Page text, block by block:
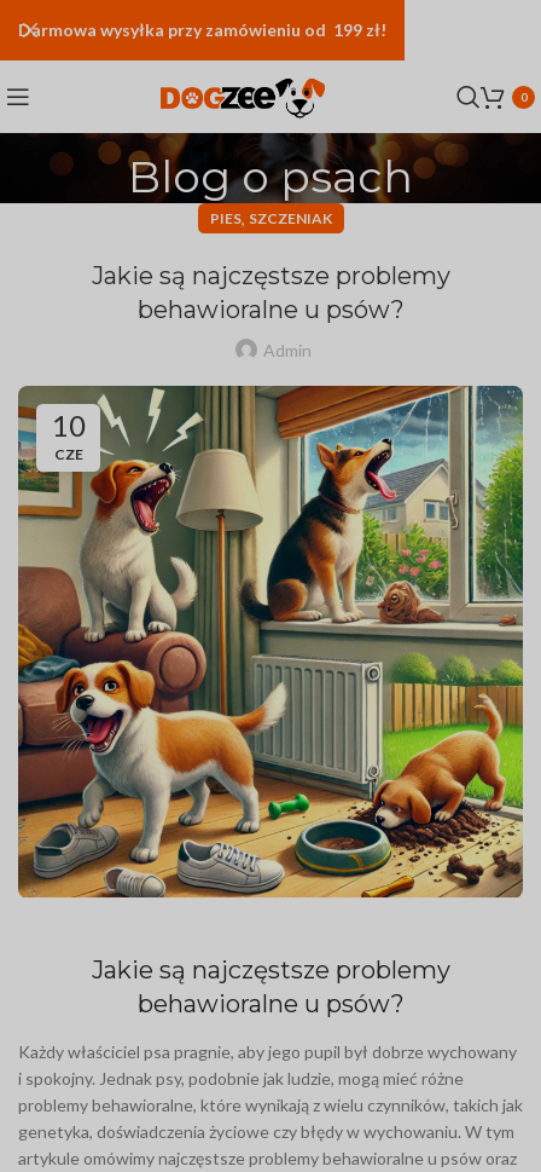
0
Blog o psach
PIES, SZCZENIAK
Jakie są najczęstsze problemy
behawioralne u psów?
Admin
10
CZE
Jakie są najczęstsze problemy
behawioralne u psów?
Każdy właściciel psa pragnie, aby jego pupil był dobrze wychowany
i spokojny. Jednak psy, podobnie jak ludzie, mogą mieć różne
problemy behawioralne, które wynikają z wielu czynników, takich jak
genetyka, doświadczenia życiowe czy błędy w wychowaniu. W tym
artykule omówimy najczęstsze problemy behawioralne u psów oraz
Darmowa wysyłka przy zamówieniu od 199 zł!